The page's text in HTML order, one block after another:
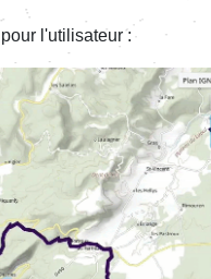
l'utilisateur :